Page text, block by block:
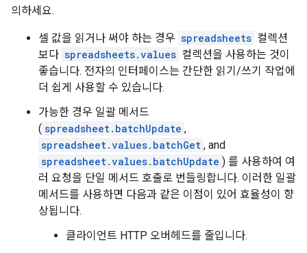
의하세요.
셀 값을 읽거나 써야 하는 경우 spreadsheets 컬렉션
보다 spreadsheets.values 컬렉션을 사용하는 것이
좋습니다. 전자의 인터페이스는 간단한 읽기/쓰기 작업에
더 쉽게 사용할 수 있습니다.
가능한 경우 일괄 메서드
( spreadsheet.batchUpdate ,
spreadsheet.values.batchGet , and
spreadsheet.values.batchUpdate ) 를 사용하여 여
러 요청을 단일 메서드 호출로 번들링합니다. 이러한 일괄
메서드를 사용하면 다음과 같은 이점이 있어 효율성이 향
상됩니다.
클라이언트 HTTP 오버헤드를 줄입니다.